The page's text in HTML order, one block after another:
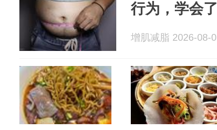
行为，学会
增肌减脂 2026-08-